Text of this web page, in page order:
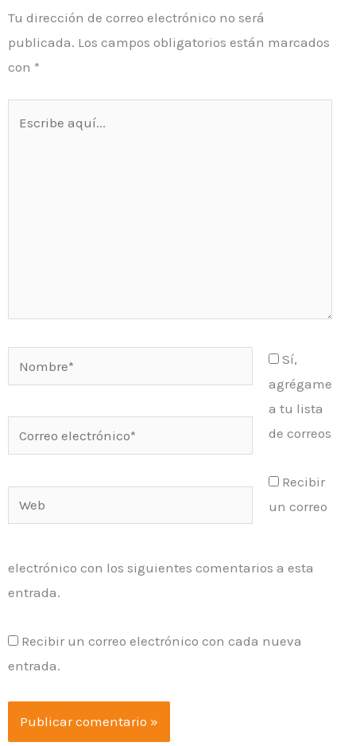
Tu dirección de correo electrónico no será
publicada. Los campos obligatorios están marcados
con *
Nombre*
electrónico*
Sí,
agrégame
a tu lista
de correos
Recibir
un correo
electrónico con los siguientes comentarios a esta
entrada.
Recibir un correo electrónico con cada nueva
entrada.